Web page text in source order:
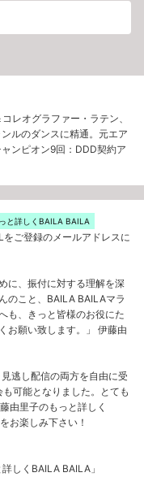
レオグラファー・ラテン、
ルのダンスに精通。元エア
ンピオン9回：DDD契約ア
と詳しくBAILA BAILA
ご登録のメールアドレスに
に、振付に対する理解を深
のこと、BAILA BAILAマラ
も、きっと皆様のお役にた
お願い致します。」 伊藤由
逃し配信の両方を自由に受
可能となりました。とても
由里子のもっと詳しく
お楽しみ下さい！
しくBAILA BAILA」